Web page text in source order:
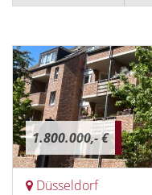
1.800.000,- €
Düsseldorf